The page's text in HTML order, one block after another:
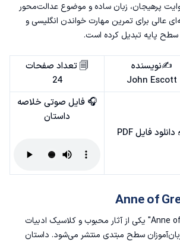
پرهیجان، زبان ساده و موضوع عدالت‌محور
عالی برای تمرین مهارت خواندن انگلیسی و
سطح پایه تبدیل کرده است.
✍️نویسنده
John Escott
🗐 تعداد صفحات
24
دانلود فایل PDF
🎧 فایل صوتی خلاصه
داستان
کتاب "Anne of Green Gables" یکی از آثار محبوب و کلاسیک ادبیات
سطح مبتدی منتشر می‌شود. داستان